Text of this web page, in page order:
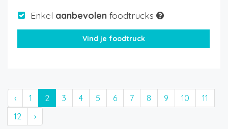
Enkel aanbevolen foodtrucks
‹ 1 2 3 4 5 6 7 8 9 10
11
12
›